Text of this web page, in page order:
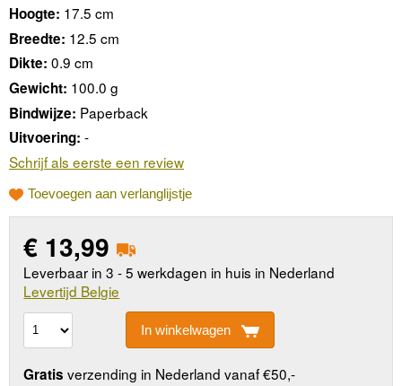
Hoogte: 17.5 cm
Breedte: 12.5 cm
Dikte: 0.9 cm
Gewicht: 100.0 g
Bindwijze: Paperback
Uitvoering: -
Schrijf als eerste een review
Toevoegen aan verlanglijstje
€ 13,99
Leverbaar in 3 - 5 werkdagen in huis in Nederland
Levertijd Belgie
In winkelwagen
Gratis verzending in Nederland vanaf €50,-